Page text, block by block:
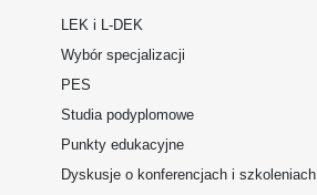
LEK i L-DEK
Wybór specjalizacji
PES
Studia podyplomowe
Punkty edukacyjne
Dyskusje o konferencjach i szkoleniach